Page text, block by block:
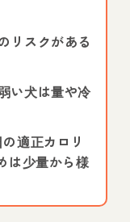
リスクがある
い犬は量や冷
適正カロリ
は少量から様